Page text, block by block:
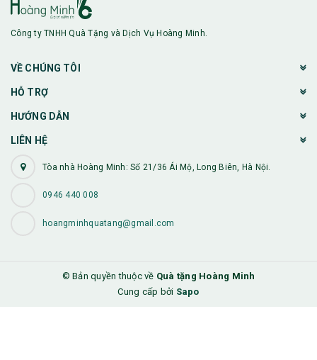
Công ty TNHH Quà Tặng và Dịch Vụ Hoàng Minh.
VỀ CHÚNG TÔI
HỖ TRỢ
HƯỚNG DẪN
LIÊN HỆ
Tòa nhà Hoàng Minh: Số 21/36 Ái Mộ, Long Biên, Hà Nội.
0946 440 008
hoangminhquatang@gmail.com
© Bản quyền thuộc về Quà tặng Hoàng Minh
Cung cấp bởi Sapo